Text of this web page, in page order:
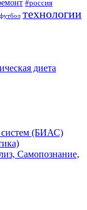
#россия
технологии
диета
систем (БИАС)
Самопознание,